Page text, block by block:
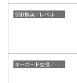
SSD換装／レベルアップ
キーボード交換／修理